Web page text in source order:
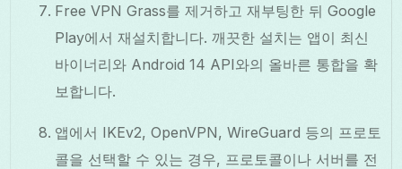
Free VPN Grass를 제거하고 재부팅한 뒤 Google
Play에서 재설치합니다. 깨끗한 설치는 앱이 최신
바이너리와 Android 14 API와의 올바른 통합을 확
보합니다.
앱에서 IKEv2, OpenVPN, WireGuard 등의 프로토
콜을 선택할 수 있는 경우, 프로토콜이나 서버를 전